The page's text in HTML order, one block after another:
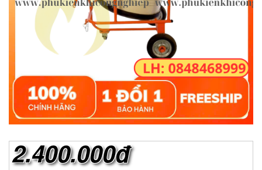
2.400.000đ